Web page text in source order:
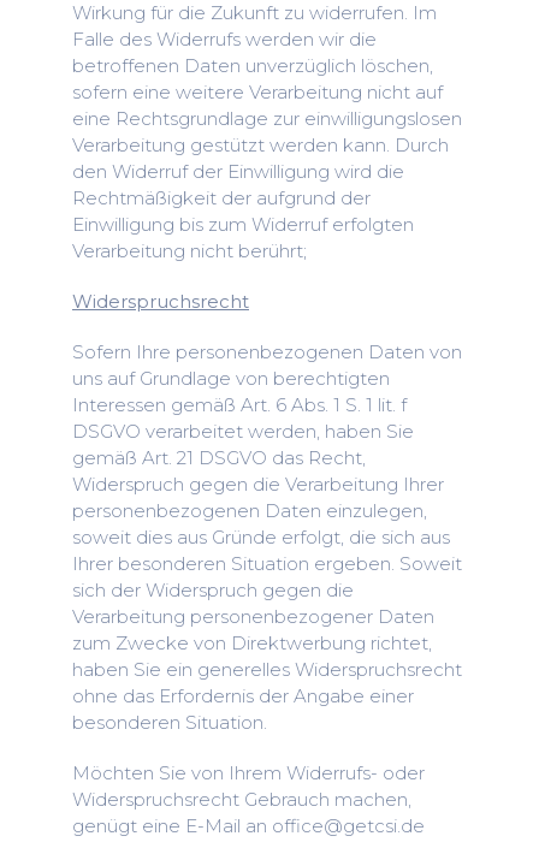
Wirkung für die Zukunft zu widerrufen. Im
Falle des Widerrufs werden wir die
betroffenen Daten unverzüglich löschen,
sofern eine weitere Verarbeitung nicht auf
eine Rechtsgrundlage zur einwilligungslosen
Verarbeitung gestützt werden kann. Durch
den Widerruf der Einwilligung wird die
Rechtmäßigkeit der aufgrund der
Einwilligung bis zum Widerruf erfolgten
Verarbeitung nicht berührt;
Widerspruchsrecht
Sofern Ihre personenbezogenen Daten von
uns auf Grundlage von berechtigten
Interessen gemäß Art. 6 Abs. 1 S. 1 lit. f
DSGVO verarbeitet werden, haben Sie
gemäß Art. 21 DSGVO das Recht,
Widerspruch gegen die Verarbeitung Ihrer
personenbezogenen Daten einzulegen,
soweit dies aus Gründe erfolgt, die sich aus
Ihrer besonderen Situation ergeben. Soweit
sich der Widerspruch gegen die
Verarbeitung personenbezogener Daten
zum Zwecke von Direktwerbung richtet,
haben Sie ein generelles Widerspruchsrecht
ohne das Erfordernis der Angabe einer
besonderen Situation.
Möchten Sie von Ihrem Widerrufs- oder
Widerspruchsrecht Gebrauch machen,
genügt eine E-Mail an office@getcsi.de